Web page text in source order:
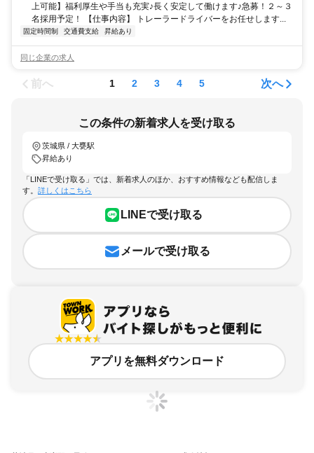
上可能】福利厚生や手当も充実♪長く安定して働けます♪急募！２～３
名採用予定！ 【仕事内容】 トレーラードライバーをお任せします...
固定時間制 交通費支給 昇給あり
同じ企業の求人
前へ 1 2 3 4 5 次へ
この条件の新着求人を受け取る
茨城県 / 大甕駅
昇給あり
「LINEで受け取る」では、新着求人のほか、おすすめ情報なども配信しま
す。 詳しくはこちら
LINEで受け取る
メールで受け取る
アプリを無料ダウンロード